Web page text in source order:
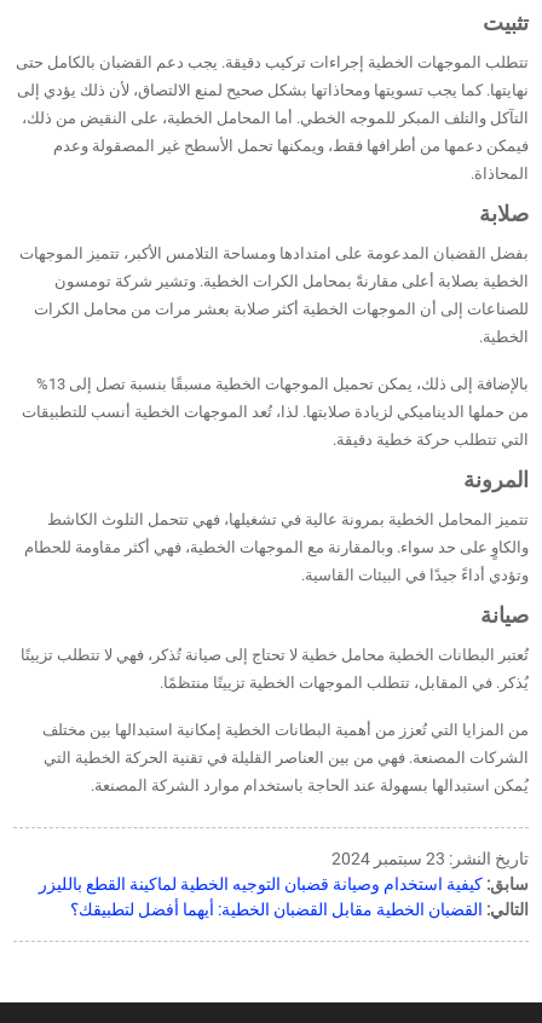
تثبيت
تتطلب الموجهات الخطية إجراءات تركيب دقيقة. يجب دعم القضبان بالكامل حتى
نهايتها. كما يجب تسويتها ومحاذاتها بشكل صحيح لمنع الالتصاق، لأن ذلك يؤدي إلى
التآكل والتلف المبكر للموجه الخطي. أما المحامل الخطية، على النقيض من ذلك،
فيمكن دعمها من أطرافها فقط، ويمكنها تحمل الأسطح غير المصقولة وعدم
المحاذاة.
صلابة
بفضل القضبان المدعومة على امتدادها ومساحة التلامس الأكبر، تتميز الموجهات
الخطية بصلابة أعلى مقارنةً بمحامل الكرات الخطية. وتشير شركة تومسون
للصناعات إلى أن الموجهات الخطية أكثر صلابة بعشر مرات من محامل الكرات
الخطية.
بالإضافة إلى ذلك، يمكن تحميل الموجهات الخطية مسبقًا بنسبة تصل إلى 13%
من حملها الديناميكي لزيادة صلابتها. لذا، تُعد الموجهات الخطية أنسب للتطبيقات
التي تتطلب حركة خطية دقيقة.
المرونة
تتميز المحامل الخطية بمرونة عالية في تشغيلها، فهي تتحمل التلوث الكاشط
والكاوٍ على حد سواء. وبالمقارنة مع الموجهات الخطية، فهي أكثر مقاومة للحطام
وتؤدي أداءً جيدًا في البيئات القاسية.
صيانة
تُعتبر البطانات الخطية محامل خطية لا تحتاج إلى صيانة تُذكر، فهي لا تتطلب تزييتًا
يُذكر. في المقابل، تتطلب الموجهات الخطية تزييتًا منتظمًا.
من المزايا التي تُعزز من أهمية البطانات الخطية إمكانية استبدالها بين مختلف
الشركات المصنعة. فهي من بين العناصر القليلة في تقنية الحركة الخطية التي
يُمكن استبدالها بسهولة عند الحاجة باستخدام موارد الشركة المصنعة.
تاريخ النشر: 23 سبتمبر 2024
سابق: كيفية استخدام وصيانة قضبان التوجيه الخطية لماكينة القطع بالليزر
التالي: القضبان الخطية مقابل القضبان الخطية: أيهما أفضل لتطبيقك؟